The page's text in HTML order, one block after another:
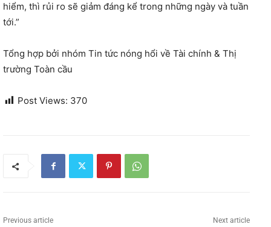
hiểm, thì rủi ro sẽ giảm đáng kể trong những ngày và tuần
tới.”
Tổng hợp bởi nhóm Tin tức nóng hổi về Tài chính & Thị
trường Toàn cầu
Post Views: 370
Previous article Next article